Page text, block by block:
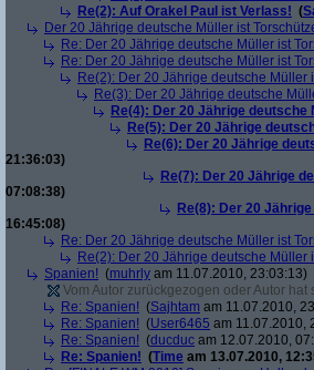
Re(2): Auf Orakel Paul ist Verlass! (
Der 20 Jährige deutsche Müller ist
Re: Der 20 Jährige deutsche Müller ist
Re: Der 20 Jährige deutsche Müller ist
Re(2): Der 20 Jährige deutsche Müller
Re(3): Der 20 Jährige deutsche
Re(4): Der 20 Jährige
Re(5): Der 20 Jährige
Re(6): Der 20 Jährige
21:36:03)
Re(7): Der 20 Jährige
07:08:38)
Re(8): Der 20
16:45:08)
Re: Der 20 Jährige deutsche Müller ist
Re(2): Der 20 Jährige deutsche Müller
Spanien! (muhrly am 11.07.2010, 23:03:13)
Vom Autor zurückgezogen oder Autor
Re: Spanien! (Sajhtam am 11.07.2010,
Re: Spanien! (User6465 am 11.07.2010,
Re: Spanien! (ducduc am 12.07.2010,
Re: Spanien! (Time am 13.07.2010,